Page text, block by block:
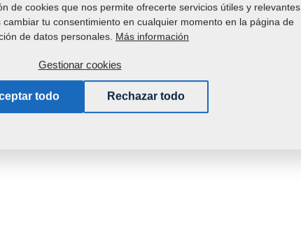
de cookies que nos permite ofrecerte servicios útiles y relevantes
tu consentimiento en cualquier momento en la página de
de datos personales. Más información
Gestionar cookies
todo Rechazar todo